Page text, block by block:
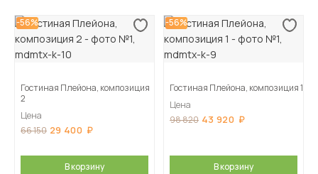
-56%
Гостиная Плейона, композиция
2
Цена
66 150 29 400
В корзину
-56%
Гостиная Плейона, композиция 1
Цена
98 820 43 920
В корзину